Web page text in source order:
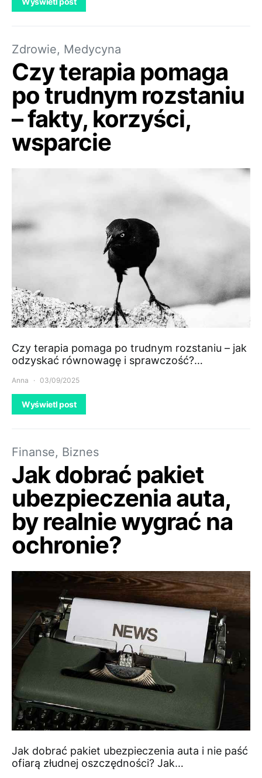
Zdrowie, Medycyna
Czy terapia pomaga
po trudnym rozstaniu
– fakty, korzyści,
wsparcie
Czy terapia pomaga po trudnym rozstaniu – jak
odzyskać równowagę i sprawczość?…
Anna 03/09/2025
Wyświetl post
Finanse, Biznes
Jak dobrać pakiet
ubezpieczenia auta,
by realnie wygrać na
ochronie?
Jak dobrać pakiet ubezpieczenia auta i nie paść
ofiarą złudnej oszczędności? Jak…